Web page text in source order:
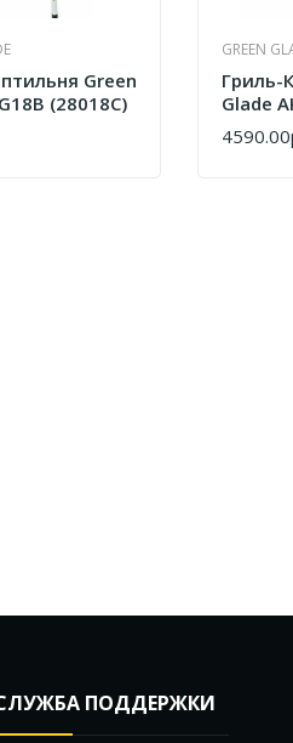
Green
(28018C)
GREEN
Гриль-
Glade
КУПИТЬ
ПОДДЕРЖКИ